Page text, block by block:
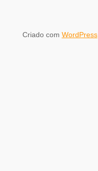
Criado com WordPress